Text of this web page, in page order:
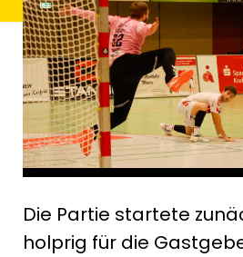
Die Partie startete
holprig für die